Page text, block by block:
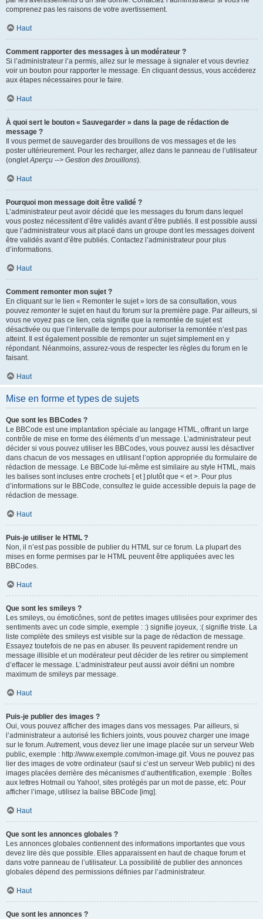
comprenez pas les raisons de votre avertissement.
Haut
Comment rapporter des messages à un modérateur ?
Si l’administrateur l’a permis, allez sur le message à signaler et vous devriez
voir un bouton pour rapporter le message. En cliquant dessus, vous accéderez
aux étapes nécessaires pour le faire.
Haut
À quoi sert le bouton « Sauvegarder » dans la page de rédaction de
message ?
Il vous permet de sauvegarder des brouillons de vos messages et de les
poster ultérieurement. Pour les recharger, allez dans le panneau de l’utilisateur
(ongletAperçu --> Gestion des brouillons).
Haut
Pourquoi mon message doit être validé ?
L’administrateur peut avoir décidé que les messages du forum dans lequel
vous postez nécessitent d’être validés avant d’être publiés. Il est possible aussi
que l’administrateur vous ait placé dans un groupe dont les messages doivent
être validés avant d’être publiés. Contactez l’administrateur pour plus
d’informations.
Haut
Comment remonter mon sujet ?
En cliquant sur le lien « Remonter le sujet » lors de sa consultation, vous
pouvez remonterle sujet en haut du forum sur la première page. Par ailleurs, si
vous ne voyez pas ce lien, cela signifie que la remontée de sujet est
désactivée ou que l’intervalle de temps pour autoriser la remontée n’est pas
atteint. Il est également possible de remonter un sujet simplement en y
répondant. Néanmoins, assurez-vous de respecter les règles du forum en le
faisant.
Haut
Mise en forme et types de sujets
Que sont les BBCodes ?
Le BBCode est une implantation spéciale au langage HTML, offrant un large
contrôle de mise en forme des éléments d’un message. L’administrateur peut
décider si vous pouvez utiliser les BBCodes, vous pouvez aussi les désactiver
dans chacun de vos messages en utilisant l’option appropriée du formulaire de
rédaction de message. Le BBCode lui-même est similaire au style HTML, mais
les balises sont incluses entre crochets [ et ] plutôt que < et >. Pour plus
d’informations sur le BBCode, consultez le guide accessible depuis la page de
rédaction de message.
Haut
Puis-je utiliser le HTML ?
Non, il n’est pas possible de publier du HTML sur ce forum. La plupart des
mises en forme permises par le HTML peuvent être appliquées avec les
BBCodes.
Haut
Que sont les smileys ?
Les smileys, ou émoticônes, sont de petites images utilisées pour exprimer des
sentiments avec un code simple, exemple : :) signifie joyeux, :( signifie triste. La
liste complète des smileys est visible sur la page de rédaction de message.
Essayez toutefois de ne pas en abuser. Ils peuvent rapidement rendre un
message illisible et un modérateur peut décider de les retirer ou simplement
d’effacer le message. L’administrateur peut aussi avoir défini un nombre
maximum de smileys par message.
Haut
Puis-je publier des images ?
Oui, vous pouvez afficher des images dans vos messages. Par ailleurs, si
l’administrateur a autorisé les fichiers joints, vous pouvez charger une image
sur le forum. Autrement, vous devez lier une image placée sur un serveur Web
public, exemple : http://www.exemple.com/mon-image.gif. Vous ne pouvez pas
lier des images de votre ordinateur (sauf si c’est un serveur Web public) ni des
images placées derrière des mécanismes d’authentification, exemple : Boîtes
aux lettres Hotmail ou Yahoo!, sites protégés par un mot de passe, etc. Pour
afficher l’image, utilisez la balise BBCode [img].
Haut
Que sont les annonces globales ?
Les annonces globales contiennent des informations importantes que vous
devez lire dès que possible. Elles apparaissent en haut de chaque forum et
dans votre panneau de l’utilisateur. La possibilité de publier des annonces
globales dépend des permissions définies par l’administrateur.
Haut
Que sont les annonces ?